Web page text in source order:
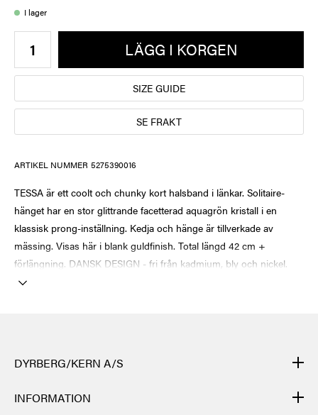
I lager
LÄGG I KORGEN
SIZE GUIDE
SE FRAKT
ARTIKEL NUMMER 5275390016
TESSA är ett coolt och chunky kort halsband i länkar. Solitaire-
hänget har en stor glittrande facetterad aquagrön kristall i en
klassisk prong-inställning. Kedja och hänge är tillverkade av
mässing. Visas här i blank guldfinish. Total längd 42 cm +
förlängning. DANSK DESIGN - fri från kadmium, bly och nickel.
DYRBERG/KERN A/S
DYRBERG/KERNs produkter är handgjorda och genomgår många
olika moment: från gjutning, polering och plätering av
INFORMATION